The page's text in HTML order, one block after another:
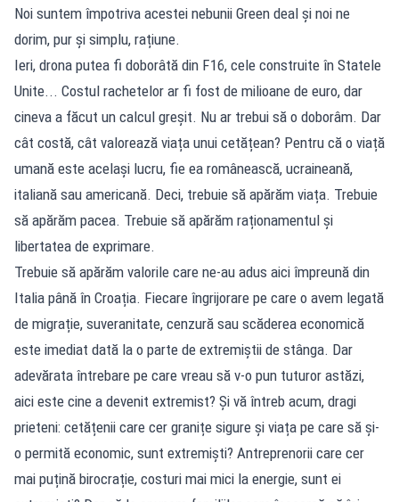
Noi suntem împotriva acestei nebunii Green deal și noi ne
dorim, pur și simplu, rațiune.
Ieri, drona putea fi doborâtă din F16, cele construite în Statele
Unite... Costul rachetelor ar fi fost de milioane de euro, dar
cineva a făcut un calcul greșit. Nu ar trebui să o doborâm. Dar
cât costă, cât valorează viața unui cetățean? Pentru că o viață
umană este același lucru, fie ea românească, ucraineană,
italiană sau americană. Deci, trebuie să apărăm viața. Trebuie
să apărăm pacea. Trebuie să apărăm raționamentul și
libertatea de exprimare.
Trebuie să apărăm valorile care ne-au adus aici împreună din
Italia până în Croația. Fiecare îngrijorare pe care o avem legată
de migrație, suveranitate, cenzură sau scăderea economică
este imediat dată la o parte de extremiștii de stânga. Dar
adevărata întrebare pe care vreau să v-o pun tuturor astăzi,
aici este cine a devenit extremist? Și vă întreb acum, dragi
prieteni: cetățenii care cer granițe sigure și viața pe care să și-
o permită economic, sunt extremiști? Antreprenorii care cer
mai puțină birocrație, costuri mai mici la energie, sunt ei